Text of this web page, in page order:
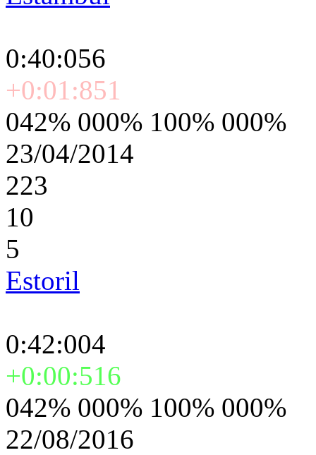
0:40:056
+0:01:851
042% 000% 100% 000%
23/04/2014
223
10
5
Estoril
0:42:004
+0:00:516
042% 000% 100% 000%
22/08/2016